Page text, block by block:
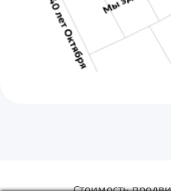
Стоимость